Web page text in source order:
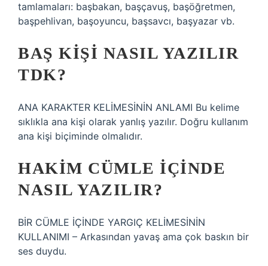
tamlamaları: başbakan, başçavuş, başöğretmen,
başpehlivan, başoyuncu, başsavcı, başyazar vb.
BAŞ KIŞI NASIL YAZILIR
TDK?
ANA KARAKTER KELİMESİNİN ANLAMI Bu kelime
sıklıkla ana kişi olarak yanlış yazılır. Doğru kullanım
ana kişi biçiminde olmalıdır.
HAKIM CÜMLE IÇINDE
NASIL YAZILIR?
BİR CÜMLE İÇİNDE YARGIÇ KELİMESİNİN
KULLANIMI – Arkasından yavaş ama çok baskın bir
ses duydu.